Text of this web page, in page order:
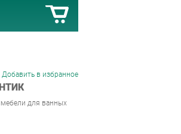
Добавить в избранное
для ванных